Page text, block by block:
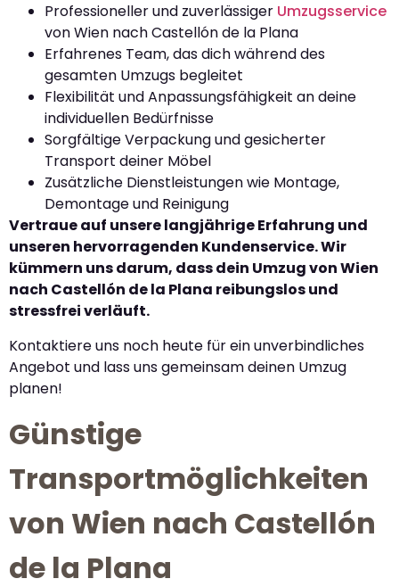
Professioneller und zuverlässiger Umzugsservice
von Wien nach Castellón de la Plana
Erfahrenes Team, das dich während des
gesamten Umzugs begleitet
Flexibilität und Anpassungsfähigkeit an deine
individuellen Bedürfnisse
Sorgfältige Verpackung und gesicherter
Transport deiner Möbel
Zusätzliche Dienstleistungen wie Montage,
Demontage und Reinigung
Vertraue auf unsere langjährige Erfahrung und
unseren hervorragenden Kundenservice. Wir
kümmern uns darum, dass dein Umzug von Wien
nach Castellón de la Plana reibungslos und
stressfrei verläuft.
Kontaktiere uns noch heute für ein unverbindliches
Angebot und lass uns gemeinsam deinen Umzug
planen!
Günstige
Transportmöglichkeiten
von Wien nach Castellón
de la Plana